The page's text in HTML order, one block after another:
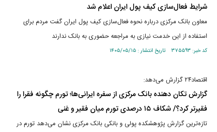
شرایط فعال‌سازی کیف پول ایران اعلام شد
معاون بانک مرکزی درباره نحوه فعال‌سازی کیف پول ایران گفت مردم برای
استفاده از این خدمت نیازی به مراجعه حضوری به بانک ندارند
کد خبر: ۳۷۵۵۹۳ تاریخ انتشار : ۱۴۰۵/۰۵/۱۵
اقتصاد۲۴ گزارش می‌دهد:
گزارش تکان‌ دهنده بانک مرکزی از سفره ایرانی‌ها؛ تورم چگونه فقرا را
فقیرتر کرد؟/ شکاف ۱۵ درصدی تورم میان فقیر و غنی
تازه‌ترین گزارش پژوهشکده پولی و بانکی بانک مرکزی نشان می‌دهد تورم در